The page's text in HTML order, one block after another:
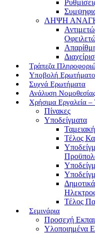
ΛΗΨΗ
Τράπεζα
Υποβολή
Συχνά Ερωτήματα
Ανάλυση
Χρήσιμα Εργαλεία –
Πίνακες
Υποδείγματα
Τέλος
Τέλος
Σεμινάρια
Προσεχή
Υλοποιημένα